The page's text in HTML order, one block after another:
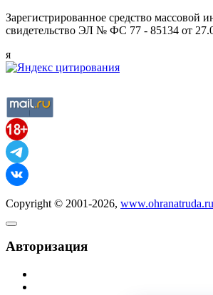
Зарегистрированное средство массовой
свидетельство ЭЛ № ФС 77 - 85134 от
я
Copyright © 2001-2026, www.ohranatruda.ru
Авторизация